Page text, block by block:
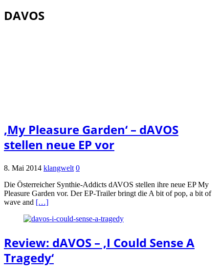
DAVOS
‚My Pleasure Garden‘ – dAVOS
stellen neue EP vor
8. Mai 2014 klangwelt 0
Die Österreicher Synthie-Addicts dAVOS stellen ihre neue EP My
Pleasure Garden vor. Der EP-Trailer bringt die A bit of pop, a bit of
wave and […]
Review: dAVOS – ‚I Could Sense A
Tragedy‘